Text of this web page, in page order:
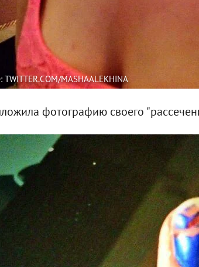
MASHAALEKHINA
фотографию своего